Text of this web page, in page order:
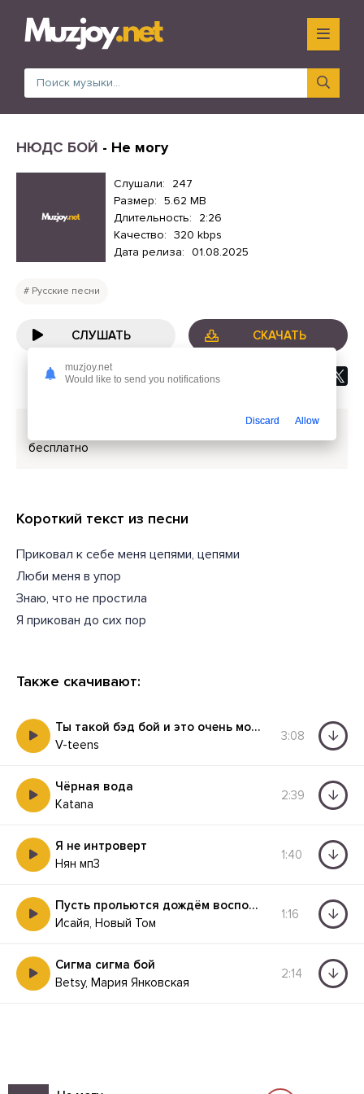
НЮДС БОЙ - Не могу
Слушали:
247
Размер: 5.62 MB
Длительность:
2:26
Качество: 320 kbps
Дата релиза: 01.08.2025
Русские песни
СЛУШАТЬ СКАЧАТЬ
бесплатно
Короткий текст из песни
Приковал к себе меня цепями, цепями
Люби меня в упор
Знаю, что не простила
Я прикован до сих пор
Также скачивают:
Ты такой бэд бой и это очень модно
V-teens
3:08
Чёрная вода
Katana
2:39
Я не интроверт
Нян мп3
1:40
Пусть прольются дождём воспоминания
Исайя, Новый Том
1:16
Сигма сигма бой
Betsy, Мария Янковская
2:14
muzjoy.net
Would like to send you notifications
Discard Allow